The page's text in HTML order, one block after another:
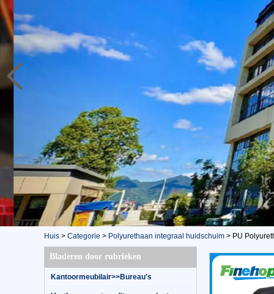
Huis > Categorie > Polyurethaan integraal huidschuim > PU
Bladeren door rubrieken
Kantoormeubilair>>Bureau's